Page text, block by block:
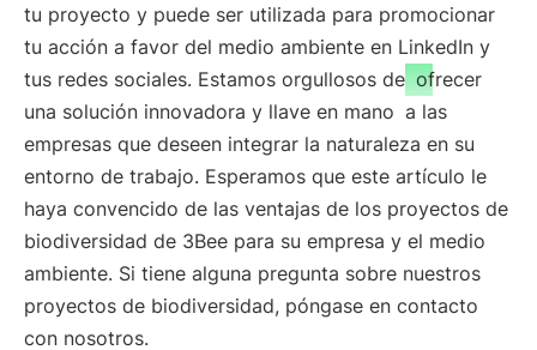
tu proyecto y puede ser utilizada para promocionar
tu acción a favor del medio ambiente en LinkedIn y
tus redes sociales. Estamos orgullosos de ofrecer
una solución innovadora y llave en mano a las
empresas que deseen integrar la naturaleza en su
entorno de trabajo. Esperamos que este artículo le
haya convencido de las ventajas de los proyectos de
biodiversidad de 3Bee para su empresa y el medio
ambiente. Si tiene alguna pregunta sobre nuestros
proyectos de biodiversidad, póngase en contacto
con nosotros.